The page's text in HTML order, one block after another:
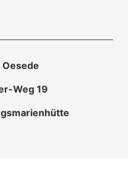
Weg 19